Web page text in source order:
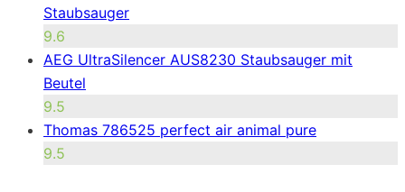
Staubsauger
9.6
AEG UltraSilencer AUS8230 Staubsauger mit
Beutel
9.5
Thomas 786525 perfect air animal pure
9.5